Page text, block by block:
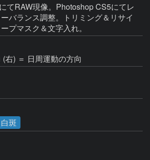
てRAW現像。Photoshop CS5にてレ
バランス調整。トリミング＆リサイ
右) ＝ 日周運動の方向
白斑